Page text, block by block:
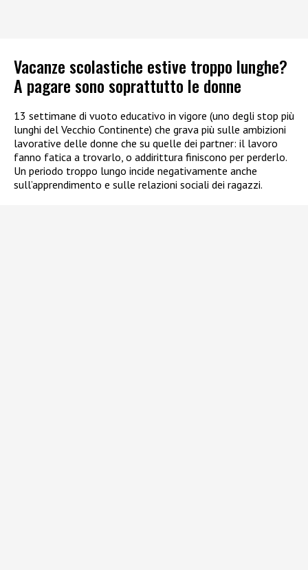
Vacanze scolastiche estive troppo lunghe?
A pagare sono soprattutto le donne
13 settimane di vuoto educativo in vigore (uno degli stop più
lunghi del Vecchio Continente) che grava più sulle ambizioni
lavorative delle donne che su quelle dei partner: il lavoro
fanno fatica a trovarlo, o addirittura finiscono per perderlo.
Un periodo troppo lungo incide negativamente anche
sull’apprendimento e sulle relazioni sociali dei ragazzi.